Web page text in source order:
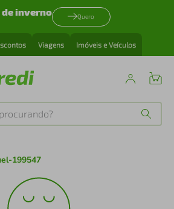
de inverno Quero
Viagens Imóveis e Veículos
199547